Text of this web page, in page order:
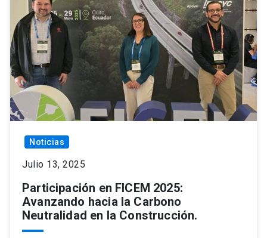
Noticias
Julio 13, 2025
Participación en FICEM 2025:
Avanzando hacia la Carbono
Neutralidad en la Construcción.